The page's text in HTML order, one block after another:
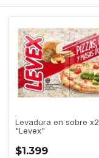
Levadura en sobre x2
"Levex"
$1.399